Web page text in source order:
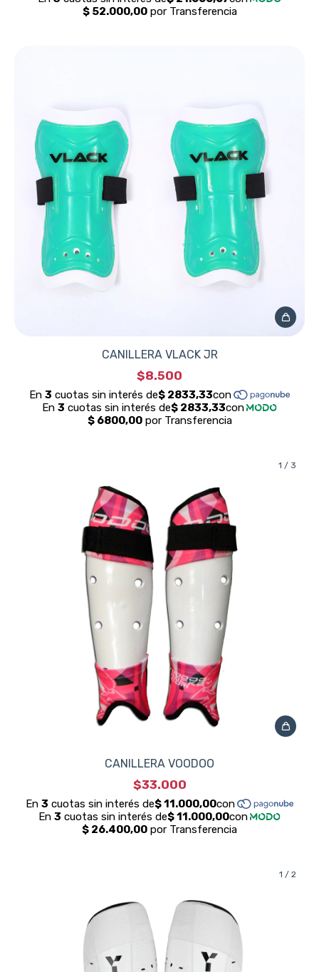
CANILLERA VLACK JR
$8.500
1 / 3
CANILLERA VOODOO
$33.000
1 / 2